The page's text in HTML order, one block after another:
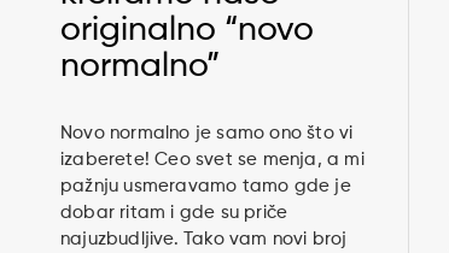
originalno “novo
normalno”
Novo normalno je samo ono što vi
izaberete! Ceo svet se menja, a mi
pažnju usmeravamo tamo gde je
dobar ritam i gde su priče
najuzbudljive. Tako vam novi broj